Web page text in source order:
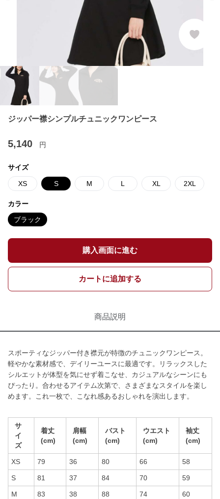
ジッパー襟シンプルチュニックワンピース
5,140 円
サイズ
XS S M L XL 2XL
カラー
ブラック
購入画面に進む
カートに追加する
商品説明
スポーティなジッパー付き襟元が特徴のチュニックワンピース。
軽やかな素材感で、デイリーユースに最適です。リラックスした
シルエットが体型を気にせず着こなせ、カジュアルなシーンにも
ぴったり。合わせるアイテム次第で、さまざまなスタイルを楽し
めます。これ一枚で、こなれ感あるおしゃれを演出します。
サ
イ
ズ
着丈
(cm)
肩幅
(cm)
バスト
(cm)
ウエスト
(cm)
袖丈
(cm)
XS 79 36 80 66 58
S 81 37 84 70 59
M 83 38 88 74 60